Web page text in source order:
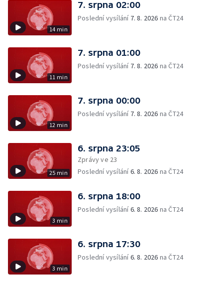
14 min
7. srpna 02:00
Poslední vysílání 7. 8. 2026 na ČT24
11 min
7. srpna 01:00
Poslední vysílání 7. 8. 2026 na ČT24
12 min
7. srpna 00:00
Poslední vysílání 7. 8. 2026 na ČT24
25 min
6. srpna 23:05
Zprávy ve 23
Poslední vysílání6. 8. 2026 na ČT24
3 min
6. srpna 18:00
Poslední vysílání6. 8. 2026 na ČT24
3 min
6. srpna 17:30
Poslední vysílání6. 8. 2026 na ČT24